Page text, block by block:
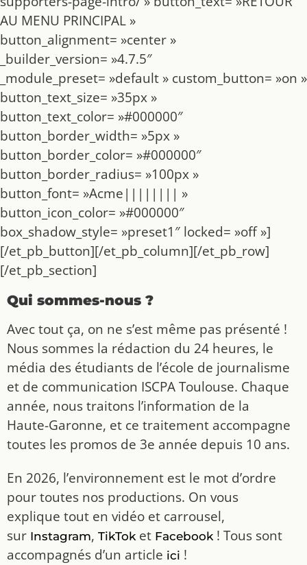
AU MENU PRINCIPAL »
button_alignment= »center »
_builder_version= »4.7.5″
_module_preset= »default » custom_button= »on »
button_text_size= »35px »
button_text_color= »#000000″
button_border_width= »5px »
button_border_color= »#000000″
button_border_radius= »100px »
button_font= »Acme|||||||| »
button_icon_color= »#000000″
box_shadow_style= »preset1″ locked= »off »]
[/et_pb_button][/et_pb_column][/et_pb_row]
[/et_pb_section]
Qui sommes-nous ?
Avec tout ça, on ne s’est même pas présenté !
Nous sommes la rédaction du 24 heures, le
média des étudiants de l’école de journalisme
et de communication ISCPA Toulouse. Chaque
année, nous traitons l’information de la
Haute-Garonne, et ce traitement accompagne
toutes les promos de 3e année depuis 10 ans.
En 2026, l’environnement est le mot d’ordre
pour toutes nos productions. On vous
explique tout en vidéo et carrousel,
sur Instagram, TikToket Facebook! Tous sont
accompagnés d’un article ici !